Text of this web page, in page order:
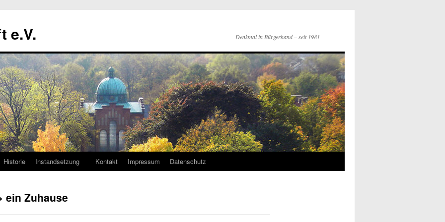
e.V. Denkmal in Bürgerhand – seit 1981
Historie Instandsetzung Kontakt Impressum Datenschutz
ein Zuhause